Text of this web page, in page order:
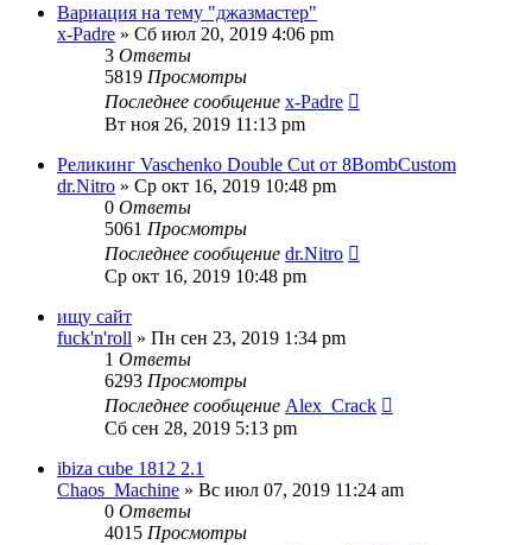
Вариация на тему "джазмастер"
x-Padre » Сб июл 20, 2019 4:06 pm
3 Ответы
5819 Просмотры
Последнее сообщение x-Padre
Вт ноя 26, 2019 11:13 pm
Реликинг Vaschenko Double Cut от 8BombCustom
dr.Nitro » Ср окт 16, 2019 10:48 pm
0 Ответы
5061 Просмотры
Последнее сообщение dr.Nitro
Ср окт 16, 2019 10:48 pm
ищу сайт
fuck'n'roll » Пн сен 23, 2019 1:34 pm
1 Ответы
6293 Просмотры
Последнее сообщение Alex_Crack
Сб сен 28, 2019 5:13 pm
ibiza cube 1812 2.1
Chaos_Machine » Вс июл 07, 2019 11:24 am
0 Ответы
4015 Просмотры